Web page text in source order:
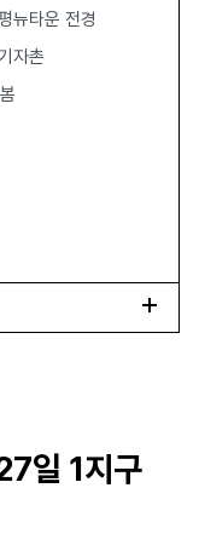
뉴타운 전경
자촌
일 1지구